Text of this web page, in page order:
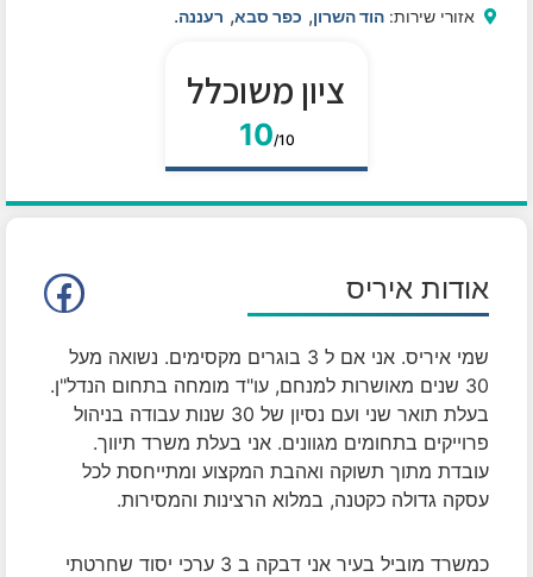
אזורי שירות: הוד השרון, כפר סבא, רעננה.
ציון משוכלל
10/10
אודות איריס
שמי איריס. אני אם ל 3 בוגרים מקסימים. נשואה מעל
30 שנים מאושרות למנחם, עו"ד מומחה בתחום הנדל"ן.
בעלת תואר שני ועם נסיון של 30 שנות עבודה בניהול
פרוייקים בתחומים מגוונים. אני בעלת משרד תיווך.
עובדת מתוך תשוקה ואהבת המקצוע ומתייחסת לכל
עסקה גדולה כקטנה, במלוא הרצינות והמסירות.
כמשרד מוביל בעיר אני דבקה ב 3 ערכי יסוד שחרטתי